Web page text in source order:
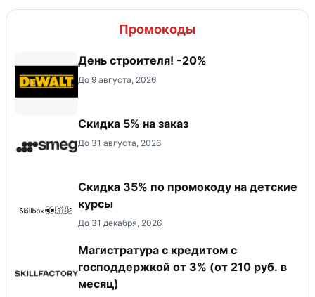
Промокоды
День строителя! -20%
До 9 августа, 2026
Скидка 5% на заказ
До 31 августа, 2026
Скидка 35% по промокоду на детские
курсы
До 31 декабря, 2026
Магистратура с кредитом с
господдержкой от 3% (от 210 руб. в
месяц)